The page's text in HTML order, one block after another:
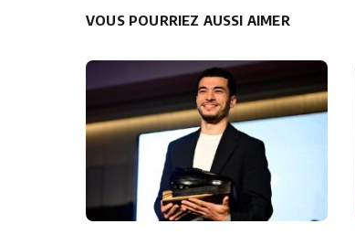
VOUS POURRIEZ AUSSI AIMER